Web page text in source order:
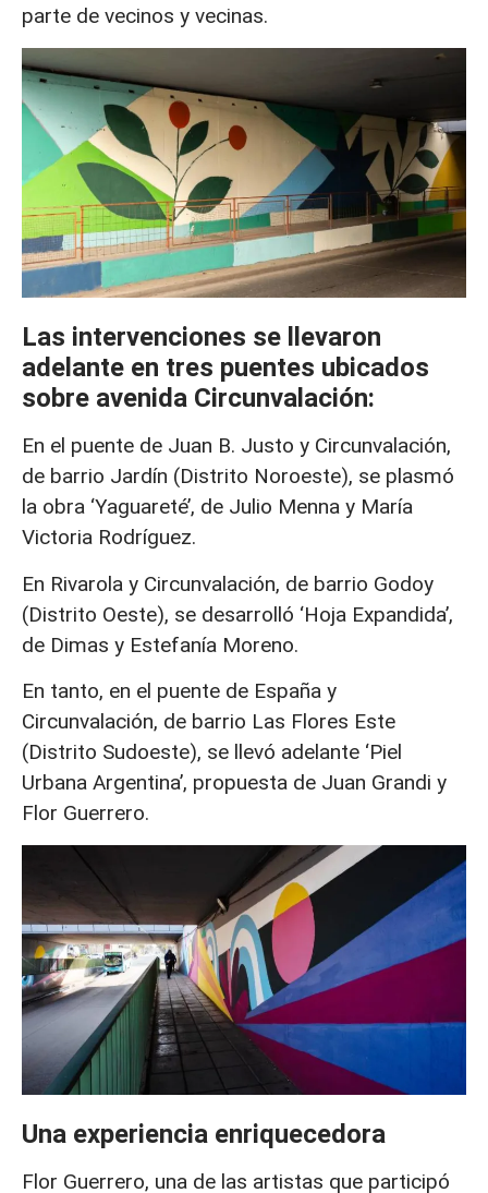
parte de vecinos y vecinas.
Las intervenciones se llevaron
adelante en tres puentes ubicados
sobre avenida Circunvalación:
En el puente de Juan B. Justo y Circunvalación,
de barrio Jardín (Distrito Noroeste), se plasmó
la obra ‘Yaguareté’, de Julio Menna y María
Victoria Rodríguez.
En Rivarola y Circunvalación, de barrio Godoy
(Distrito Oeste), se desarrolló ‘Hoja Expandida’,
de Dimas y Estefanía Moreno.
En tanto, en el puente de España y
Circunvalación, de barrio Las Flores Este
(Distrito Sudoeste), se llevó adelante ‘Piel
Urbana Argentina’, propuesta de Juan Grandi y
Flor Guerrero.
Una experiencia enriquecedora
Flor Guerrero, una de las artistas que participó